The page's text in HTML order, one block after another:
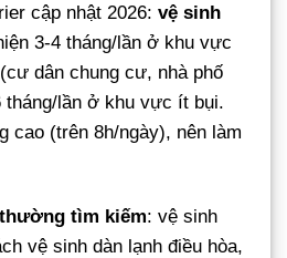
cập nhật 2026: vệ sinh
3-4 tháng/lần ở khu vực
dân chung cư, nhà phố
lần ở khu vực ít bụi.
cao (trên 8h/ngày), nên làm
tìm kiếm: vệ sinh
vệ sinh dàn lạnh điều hòa,